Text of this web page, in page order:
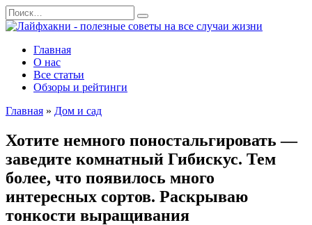
Перейти
к
содержанию
Search
for:
Главная
О нас
Все статьи
Обзоры и рейтинги
Главная » Дом и сад
Хотите немного поностальгировать —
заведите комнатный Гибискус. Тем
более, что появилось много
интересных сортов. Раскрываю
тонкости выращивания